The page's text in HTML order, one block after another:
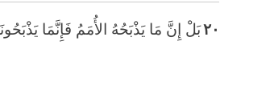
٢٠بَلْ إِنَّ مَا يَذْبَحُهُ الأُمَمُ فَإِنَّمَا